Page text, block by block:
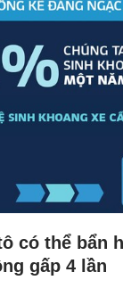
có thể bẩn
gấp 4 lần